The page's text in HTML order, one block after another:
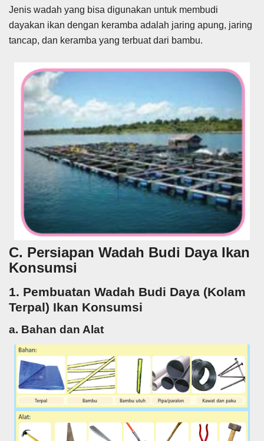
Jenis wadah yang bisa digunakan untuk membudi
dayakan ikan dengan keramba adalah jaring apung, jaring
tancap, dan keramba yang terbuat dari bambu.
C. Persiapan Wadah Budi Daya Ikan
Konsumsi
1. Pembuatan Wadah Budi Daya (Kolam
Terpal) Ikan Konsumsi
a. Bahan dan Alat